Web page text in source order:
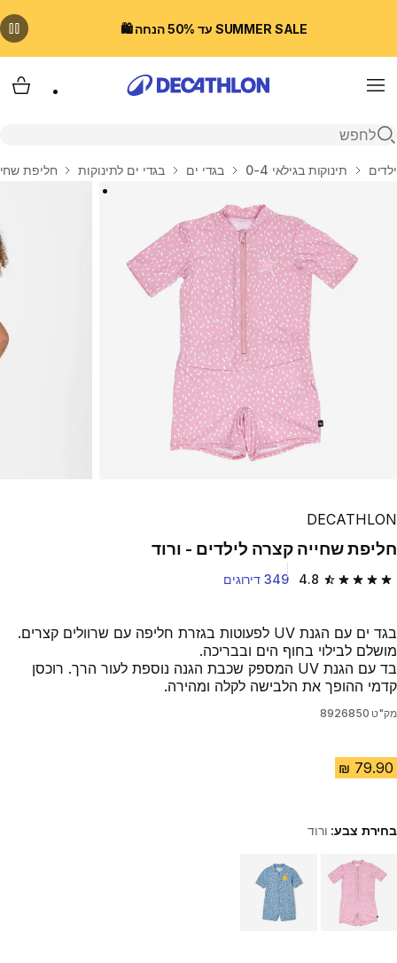
SUMMER SALE עד 50% הנחה 🛍️
Menu
פתיחת חיפוש
בית
ילדים תינוקות בגילאי 0-4 בגדי ים בגדי ים לתינוקות חליפת
DECATHLON
חליפת שחייה קצרה לילדים - ורוד
4.8 4.8 out of 5 stars from 349 reviews 349 דירוגים
בגד ים עם הגנת UV לפעוטות בגזרת חליפה עם שרוולים קצרים.
מושלם לבילוי בחוף הים ובבריכה.
בד עם הגנת UV המספק שכבת הגנה נוספת לעור הרך. רוכסן
קדמי ההופך את הלבישה לקלה ומהירה.
מק"ט 8926850
בחירת צבע: ורוד
Choose a variant